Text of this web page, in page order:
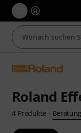
Roland
4 Produkte · Beratung